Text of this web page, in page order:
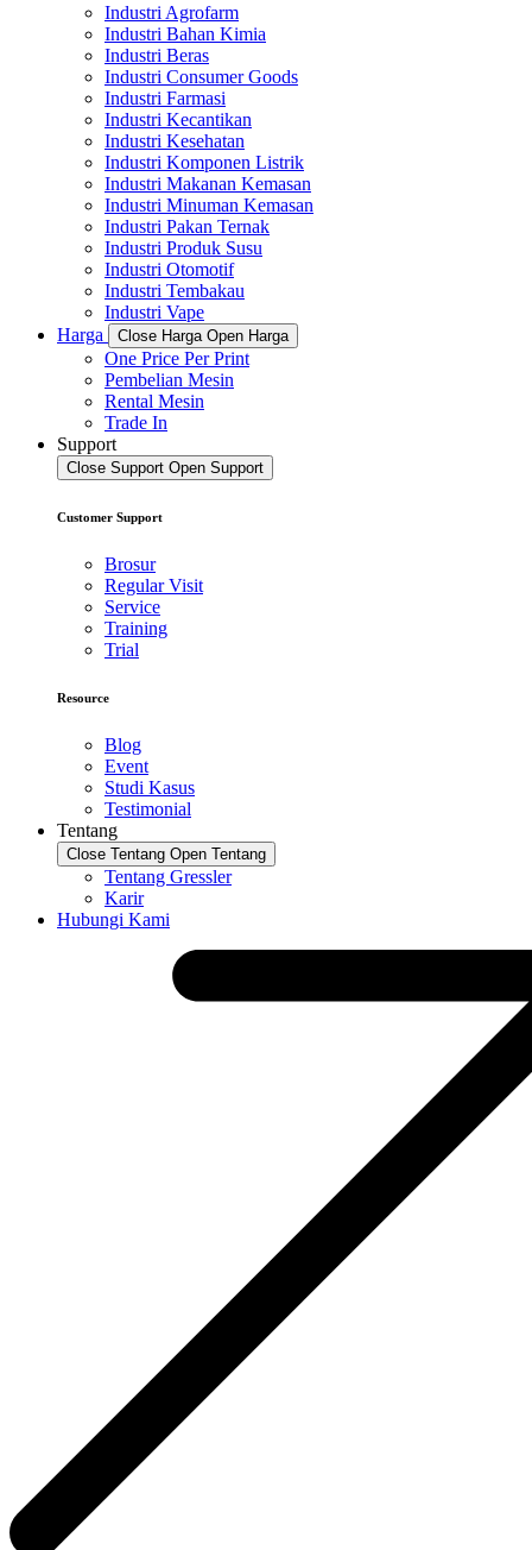
Industri Agrofarm
Industri Bahan Kimia
Industri Beras
Industri Consumer Goods
Industri Farmasi
Industri Kecantikan
Industri Kesehatan
Industri Komponen Listrik
Industri Makanan Kemasan
Industri Minuman Kemasan
Industri Pakan Ternak
Industri Produk Susu
Industri Otomotif
Industri Tembakau
Industri Vape
Harga
Close Harga Open Harga
One Price Per Print
Pembelian Mesin
Rental Mesin
Trade In
Support
Close Support Open Support
Customer Support
Brosur
Regular Visit
Service
Training
Trial
Resource
Blog
Event
Studi Kasus
Testimonial
Tentang
Close Tentang Open Tentang
Tentang Gressler
Karir
Hubungi Kami